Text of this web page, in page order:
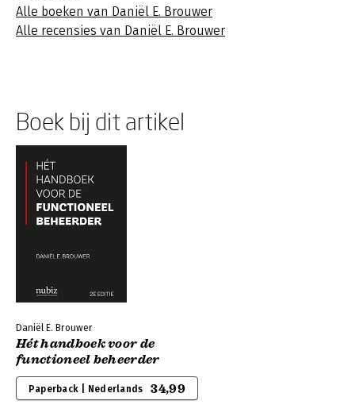
Alle boeken van Daniël E. Brouwer
Alle recensies van Daniël E. Brouwer
Boek bij dit artikel
Daniël E. Brouwer
Hét handboek voor de
functioneel beheerder
Paperback | Nederlands 34,99